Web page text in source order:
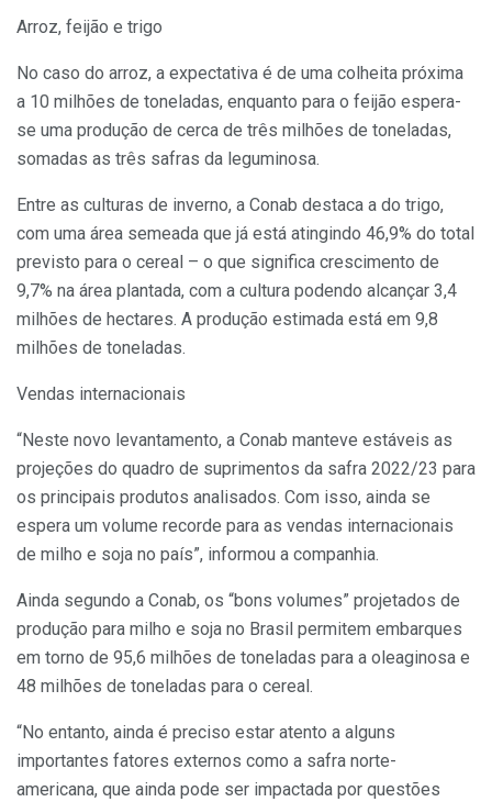
Arroz, feijão e trigo
No caso do arroz, a expectativa é de uma colheita próxima
a 10 milhões de toneladas, enquanto para o feijão espera-
se uma produção de cerca de três milhões de toneladas,
somadas as três safras da leguminosa.
Entre as culturas de inverno, a Conab destaca a do trigo,
com uma área semeada que já está atingindo 46,9% do total
previsto para o cereal – o que significa crescimento de
9,7% na área plantada, com a cultura podendo alcançar 3,4
milhões de hectares. A produção estimada está em 9,8
milhões de toneladas.
Vendas internacionais
“Neste novo levantamento, a Conab manteve estáveis as
projeções do quadro de suprimentos da safra 2022/23 para
os principais produtos analisados. Com isso, ainda se
espera um volume recorde para as vendas internacionais
de milho e soja no país”, informou a companhia.
Ainda segundo a Conab, os “bons volumes” projetados de
produção para milho e soja no Brasil permitem embarques
em torno de 95,6 milhões de toneladas para a oleaginosa e
48 milhões de toneladas para o cereal.
“No entanto, ainda é preciso estar atento a alguns
importantes fatores externos como a safra norte-
americana, que ainda pode ser impactada por questões